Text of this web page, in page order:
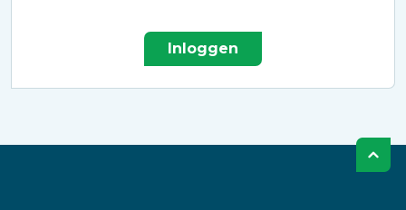
Inloggen